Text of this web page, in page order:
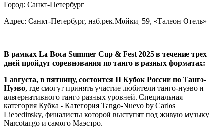
Город: Санкт-Петербург
Адрес: Санкт-Петербург, наб.рек.Мойки, 59, «Талеон Отель»
В рамках La Boca Summer Cup & Fest 2025 в течение трех
дней пройдут соревнования по танго в разных форматах:
1 августа, в пятницу, состоится II Кубок России по Танго-
Нуэво, где смогут принять участие любители танго-нуэво и
альтернативного танго разных уровней. Специальная
категория Кубка - Категория Tango-Nuevo by Carlos
Liebedinsky, финалисты которой выступят под живую музыку
Narcotango и самого Маэстро.